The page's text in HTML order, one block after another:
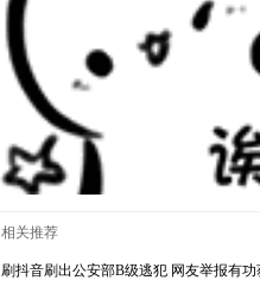
相关推荐
刷抖音刷出公安部B级逃犯 网友举报有功